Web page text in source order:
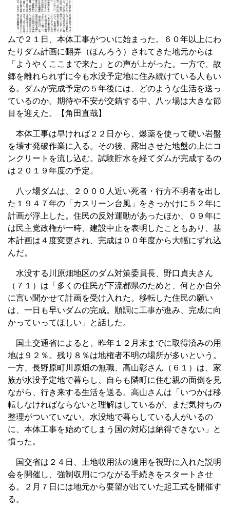
ムで２１日、本体工事がついに始まった。６０年以上にわ
たりダム計画に翻弄（ほんろう）されてきた地元からは
「ようやくここまで来た」との声が上がった。一方で、故
郷を離れられずに今も水没予定地に住み続けている人もい
る。ダムが完成予定の５年後には、どのような生活を送っ
ているのか。期待や不安が交錯する中、八ッ場は大きな節
目を迎えた。【角田直哉】
本体工事は早ければ２２日から、爆薬を使って硬い岩盤
を壊す発破作業に入る。その後、露出させた地盤の上にコ
ンクリートを流し込む。試験貯水を経てダムが完成するの
は２０１９年度の予定。
八ッ場ダムは、２０００人近い死者・行方不明者を出し
た１９４７年の「カスリーン台風」をきっかけに５２年に
計画が浮上した。住民の反対運動があったほか、０９年に
は民主党政権が一時、建設中止を表明したこともあり、基
本計画は４度変更され、完成は００年度から大幅にずれ込
んだ。
水没する川原畑地区のダム対策委員長、野口貞夫さん
（７１）は「多くの住民が下流都県のためと、何とか自分
に言い聞かせて計画を受け入れた。移転した住民の願い
は、一日も早いダムの完成。順調に工事が進み、完成に向
かっていってほしい」と話した。
国土交通省によると、昨年１２月末までに取得済みの用
地は９２％。残り８％は地権者不明の場所が多いという。
一方、長野原町川原畑の無職、高山彰さん（６１）は、家
族が水没予定地で暮らし、自らも隣町に住む親の面倒を見
ながら、行き来する生活を送る。高山さんは「いつかは移
転しなければならないと理解はしているが、まだ気持ちの
整理がついていない。水没地で暮らしている人がいるの
に、本体工事を始めてしまう国の対応は納得できない」と
憤った。
国交省は２４日、土地収用法の適用を視野に入れた説明
会を開催し、強制収用につながる手続きをスタートさせ
る。２月７日には地元から要望が出ていた起工式を開催す
る。